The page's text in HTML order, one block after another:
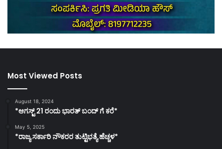
Most Viewed Posts
August 18, 2024
*ಆಗಸ್ಟ್ 21 ರಂದು ಭಾರತ್‌ ಬಂದ್‌ ಗೆ ಕರೆ*
May 5, 2025
*ರಾಜ್ಯ ಸರ್ಕಾರಿ ನೌಕರರ ತುಟ್ಟಿಭತ್ಯೆ ಹೆಚ್ಚಳ*